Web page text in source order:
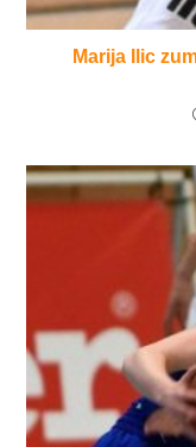
Marija Ilic